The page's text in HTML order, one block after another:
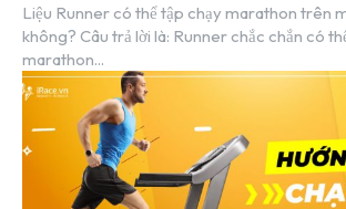
Liệu Runner có thể tập chạy marathon trên
không? Câu trả lời là: Runner chắc chắn có thể luyện tập chạy
marathon...